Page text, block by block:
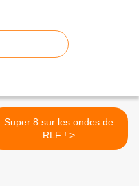
Super 8 sur les ondes de
RLF ! >